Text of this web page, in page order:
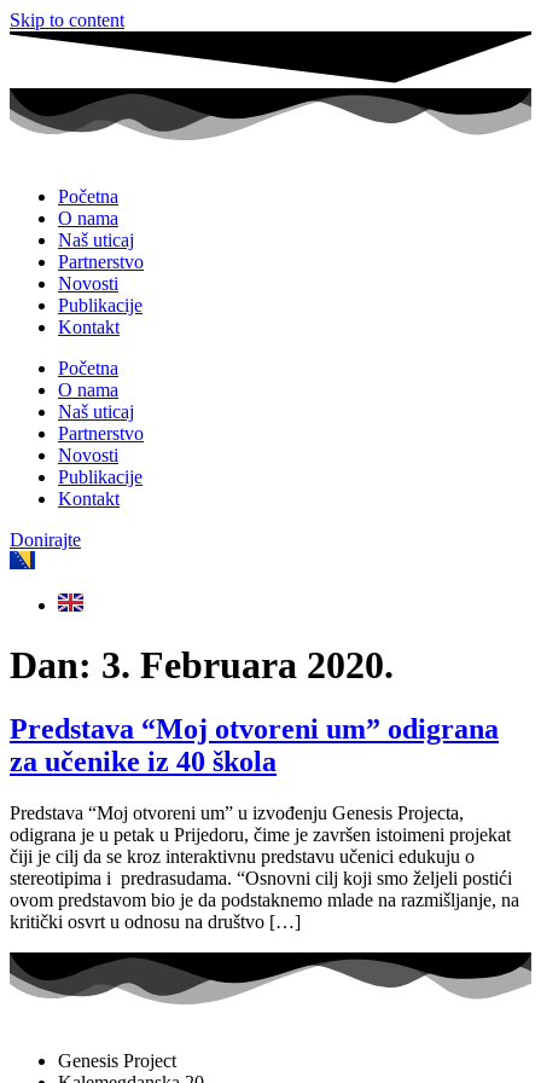
Skip to content
Početna
O nama
Naš uticaj
Partnerstvo
Novosti
Publikacije
Kontakt
Početna
O nama
Naš uticaj
Partnerstvo
Novosti
Publikacije
Kontakt
Donirajte
Dan: 3. Februara 2020.
Predstava “Moj otvoreni um” odigrana
za učenike iz 40 škola
Predstava “Moj otvoreni um” u izvođenju Genesis Projecta,
odigrana je u petak u Prijedoru, čime je završen istoimeni projekat
čiji je cilj da se kroz interaktivnu predstavu učenici edukuju o
stereotipima i predrasudama. “Osnovni cilj koji smo željeli postići
ovom predstavom bio je da podstaknemo mlade na razmišljanje, na
kritički osvrt u odnosu na društvo […]
Genesis Project